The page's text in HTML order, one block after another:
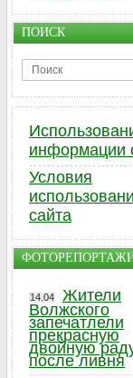
ПОИСК
информации
Условия
сайта
14.04
Жители
Волжского
запечатлели
прекрасную
двойную
после ливня